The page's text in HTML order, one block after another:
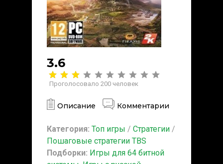
3.6
Проголосовало 200 человек
Описание Комментарии
Категория: Топ игры / Стратегии /
Пошаговые стратегии TBS
Подборки: Игры для 64 битной